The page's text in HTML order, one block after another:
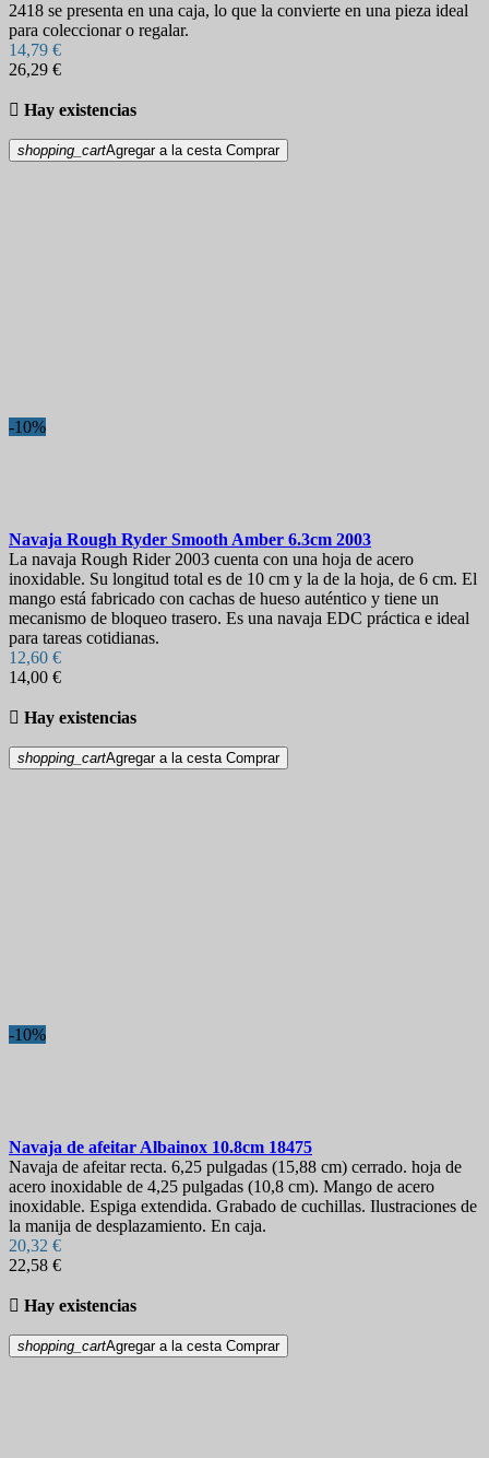
2418 se presenta en una caja, lo que la convierte en una pieza ideal
para coleccionar o regalar.
14,79 €
26,29 €
 Hay existencias
shopping_cartAgregar a la cesta Comprar
-10%
Navaja Rough Ryder Smooth Amber 6.3cm 2003
La navaja Rough Rider 2003 cuenta con una hoja de acero
inoxidable. Su longitud total es de 10 cm y la de la hoja, de 6 cm. El
mango está fabricado con cachas de hueso auténtico y tiene un
mecanismo de bloqueo trasero. Es una navaja EDC práctica e ideal
para tareas cotidianas.
12,60 €
14,00 €
 Hay existencias
shopping_cartAgregar a la cesta Comprar
-10%
Navaja de afeitar Albainox 10.8cm 18475
Navaja de afeitar recta. 6,25 pulgadas (15,88 cm) cerrado. hoja de
acero inoxidable de 4,25 pulgadas (10,8 cm). Mango de acero
inoxidable. Espiga extendida. Grabado de cuchillas. Ilustraciones de
la manija de desplazamiento. En caja.
20,32 €
22,58 €
 Hay existencias
shopping_cartAgregar a la cesta Comprar